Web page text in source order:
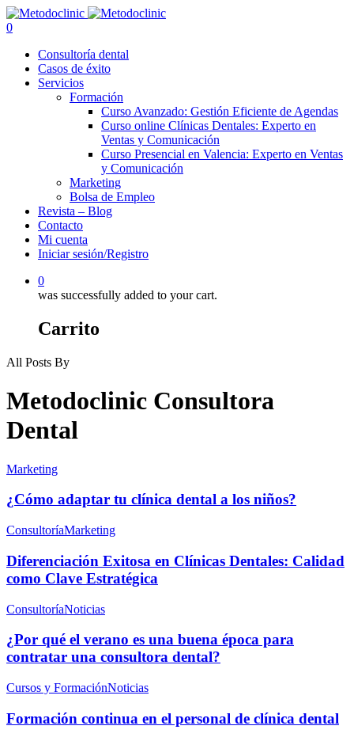
0
Consultoría dental
Casos de éxito
Servicios
Formación
Curso Avanzado: Gestión Eficiente de Agendas
Curso online Clínicas Dentales: Experto en
Ventas y Comunicación
Curso Presencial en Valencia: Experto en Ventas
y Comunicación
Marketing
Bolsa de Empleo
Revista – Blog
Contacto
Mi cuenta
Iniciar sesión/Registro
0
was successfully added to your cart.
Carrito
All Posts By
Metodoclinic Consultora
Dental
Marketing
¿Cómo adaptar tu clínica dental a los niños?
ConsultoríaMarketing
Diferenciación Exitosa en Clínicas Dentales: Calidad
como Clave Estratégica
ConsultoríaNoticias
¿Por qué el verano es una buena época para
contratar una consultora dental?
Cursos y FormaciónNoticias
Formación continua en el personal de clínica dental